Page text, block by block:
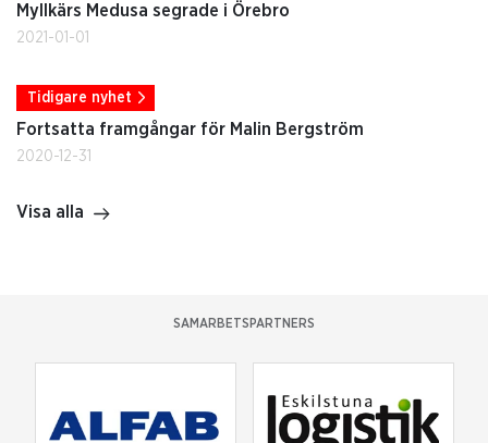
Myllkärs Medusa segrade i Örebro
2021-01-01
Tidigare nyhet
Fortsatta framgångar för Malin Bergström
2020-12-31
Visa alla
SAMARBETSPARTNERS